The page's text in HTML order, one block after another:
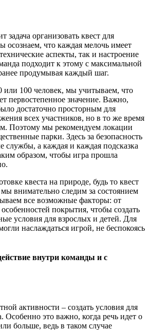
задача организовать квест для
что каждая мелочь имеет
аспекты, так и настроение
подходит к этому с максимальной
продумывая каждый шаг.
или 100 человек, мы учитываем, что
первостепенное значение. Важно,
достаточно просторным для
всех участников, но в то же время
Поэтому мы рекомендуем локации
парки. Здесь за безопасность
службы, а каждая и каждая подсказка
образом, чтобы игра прошла
квеста на природе, будь то квест
внимательно следим за состоянием
все возможные факторы: от
покрытия, чтобы создать
условия для взрослых и детей. Для
наслаждаться игрой, не беспокоясь
внутри команды и с
активности – создать условия для
Особенно это важно, когда речь идет о
больше, ведь в таком случае